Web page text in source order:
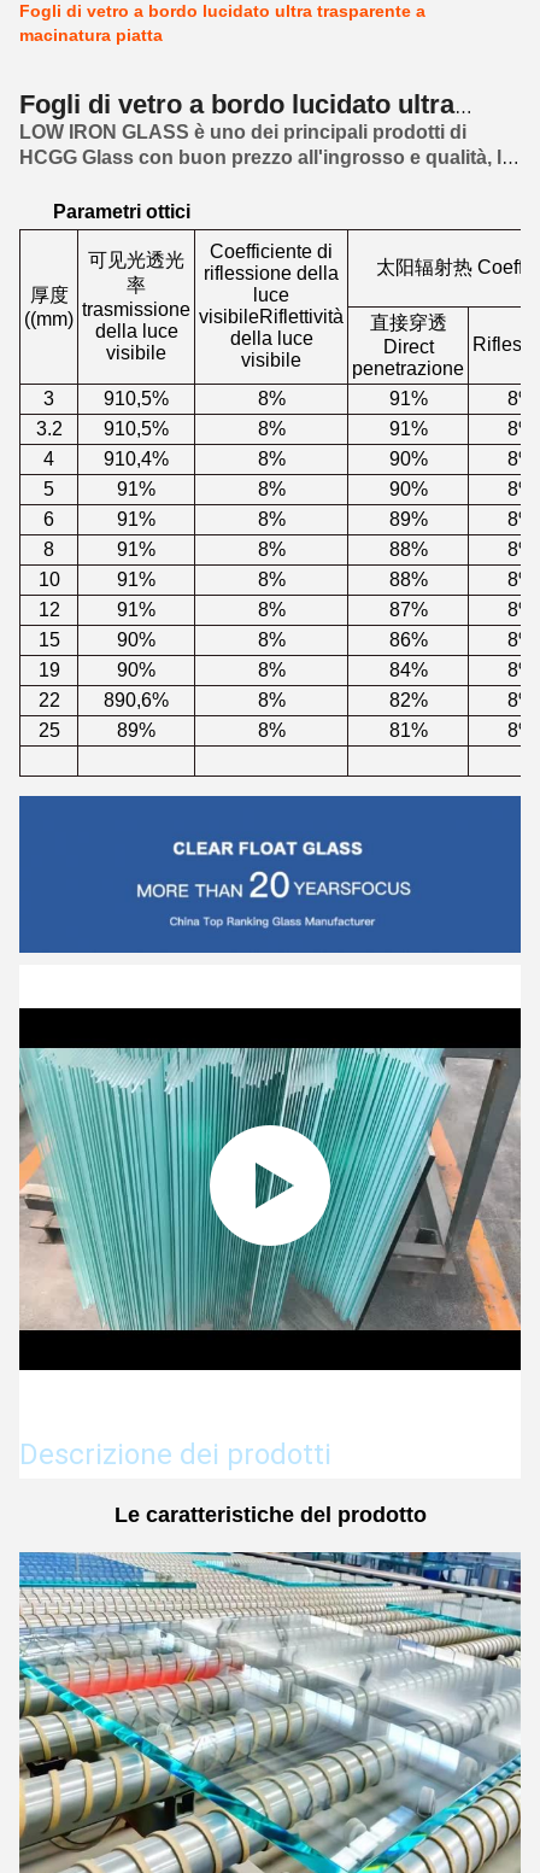
Fogli di vetro a bordo lucidato ultra trasparente a
macinatura piatta
Fogli di vetro a bordo lucidato ultra
trasparente a macinatura piatta
LOW IRON GLASS è uno dei principali prodotti di
HCGG Glass con buon prezzo all'ingrosso e qualità, le
vari prodotti in vendita.
Parametri ottici
厚度
((mm)
可见光透光
率
trasmissione
della luce
visibile
Coefficiente di
riflessione della
luce
visibileRiflettività
della luce
visibile
太阳辐射热
直接穿透
Direct
penetrazione
3 910,5% 8% 91%
8%
3.2
910,5% 8% 91%
8%
4
910,4% 8% 90%
8%
5
91% 8% 90%
8%
6
91% 8% 89%
8%
8
91% 8% 88%
8%
10
91% 8% 88%
8%
12
91% 8% 87%
8%
15
90% 8% 86%
8%
19
90% 8% 84%
8%
22
890,6% 8% 82%
8%
25
89% 8% 81% 8%
Descrizione dei prodotti
Le caratteristiche del prodotto